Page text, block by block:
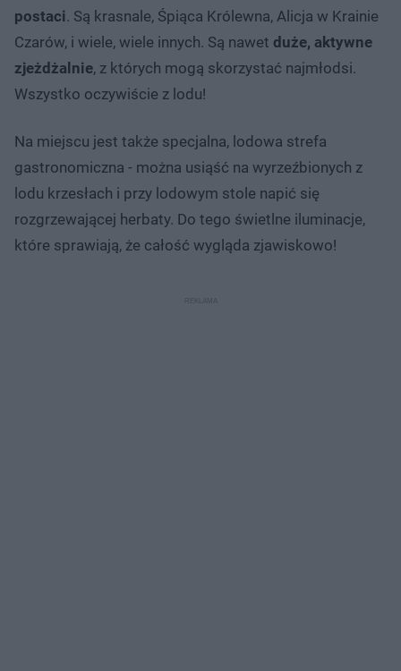
postaci. Są krasnale, Śpiąca Królewna, Alicja w Krainie
Czarów, i wiele, wiele innych. Są nawet duże, aktywne
zjeżdżalnie, z których mogą skorzystać najmłodsi.
Wszystko oczywiście z lodu!
Na miejscu jest także specjalna, lodowa strefa
gastronomiczna - można usiąść na wyrzeźbionych z
lodu krzesłach i przy lodowym stole napić się
rozgrzewającej herbaty. Do tego świetlne iluminacje,
które sprawiają, że całość wygląda zjawiskowo!